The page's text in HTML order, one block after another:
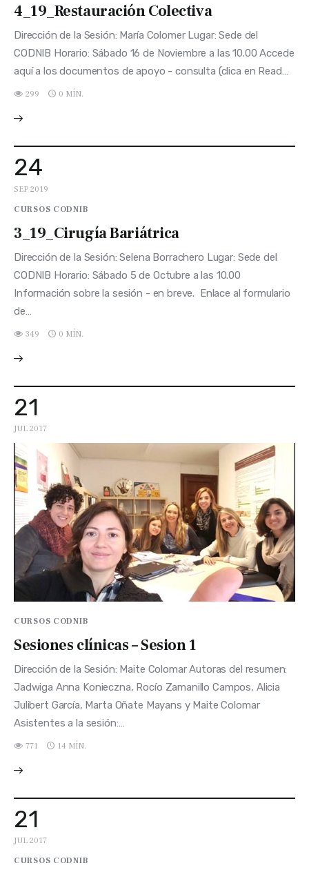
4_19_Restauración Colectiva
Dirección de la Sesión: María Colomer Lugar: Sede del
CODNIB Horario: Sábado 16 de Noviembre a las 10.00 Accede
aquí a los documentos de apoyo - consulta (clica en Read…
299 0 MÍN.
24
SEP 2019
CURSOS CODNIB
3_19_Cirugía Bariátrica
Dirección de la Sesión: Selena Borrachero Lugar: Sede del
CODNIB Horario: Sábado 5 de Octubre a las 10.00
Información sobre la sesión - en breve. Enlace al formulario
de…
349 0 MÍN.
21
JUL 2017
CURSOS CODNIB
Sesiones clínicas – Sesion 1
Dirección de la Sesión: Maite Colomar Autoras del resumen:
Jadwiga Anna Konieczna, Rocío Zamanillo Campos, Alicia
Julibert García, Marta Oñate Mayans y Maite Colomar
Asistentes a la sesión:…
771 14 MÍN.
21
JUL 2017
CURSOS CODNIB